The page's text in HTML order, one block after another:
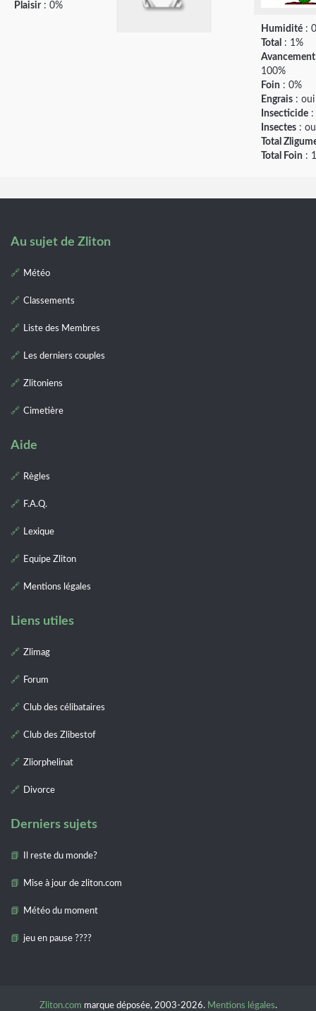
Plaisir: 0%
Humidité :
Total : 1%
Avancement
100%
Foin : 0%
Engrais : oui
Insecticide :
Insectes :
Total
Total Foin :
Au sujet de Zliton
Météo
Classements
Liste des Membres
Les derniers couples
Zlitoniens
Cimetière
Aide
Règles
F.A.Q.
Lexique
Equipe Zliton
Mentions légales
Liens utiles
Zlimag
Forum
Club des célibataires
Club des Zlibestof
Zliorphelinat
Divorce
Derniers sujets
Il reste du monde?
Mise à jour de zliton.com
Météo du moment
jeu en pause ????
Zliton.com marque déposée, 2003-2026. Mentions légales.